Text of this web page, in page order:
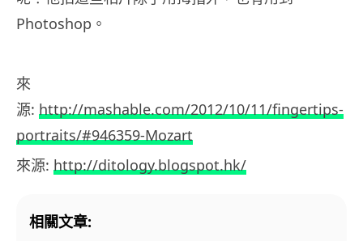
Photoshop。
來
源: http://mashable.com/2012/10/11/fingertips-
portraits/#946359-Mozart
來源: http://ditology.blogspot.hk/
相關文章: